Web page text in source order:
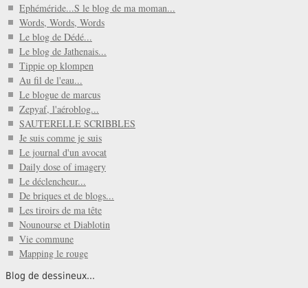
Ephéméride...S le blog de ma moman...
Words, Words, Words
Le blog de Dédé...
Le blog de Jathenais...
Tippie op klompen
Au fil de l'eau...
Le blogue de marcus
Zepyaf, l'aéroblog...
SAUTERELLE SCRIBBLES
Je suis comme je suis
Le journal d'un avocat
Daily dose of imagery
Le déclencheur...
De briques et de blogs...
Les tiroirs de ma tête
Nounourse et Diablotin
Vie commune
Mapping le rouge
Blog de dessineux...